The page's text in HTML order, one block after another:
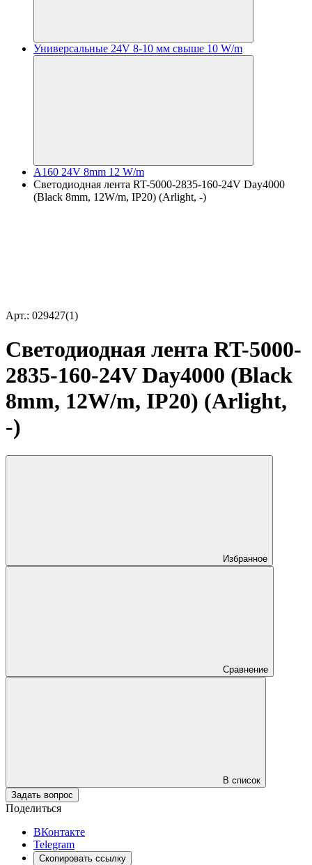
Универсальные 24V 8-10 мм свыше 10 W/m
A160 24V 8mm 12 W/m
Светодиодная лента RT-5000-2835-160-24V Day4000
(Black 8mm, 12W/m, IP20) (Arlight, -)
Арт.: 029427(1)
Светодиодная лента RT-5000-
2835-160-24V Day4000 (Black
8mm, 12W/m, IP20) (Arlight,
-)
Избранное
Сравнение
В список
Задать вопрос
Поделиться
ВКонтакте
Telegram
Скопировать ссылку